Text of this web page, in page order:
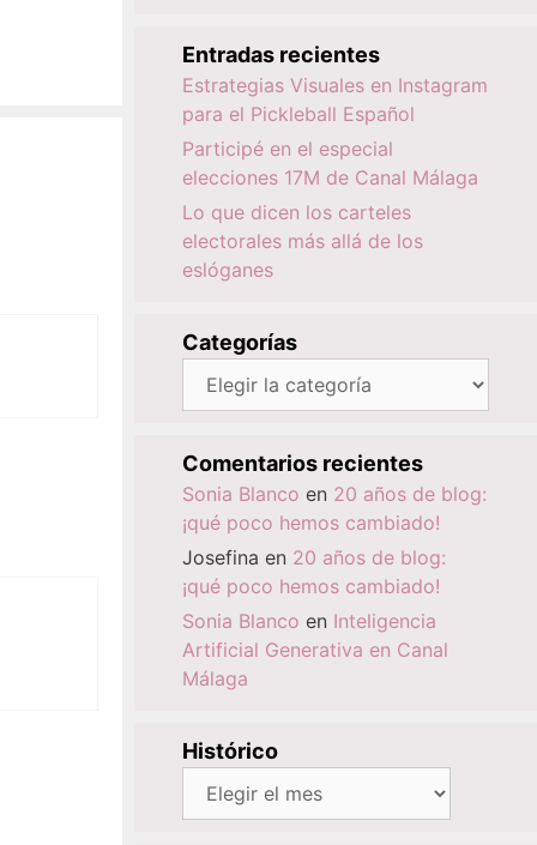
Entradas recientes
Estrategias Visuales en Instagram
para el Pickleball Español
Participé en el especial
elecciones 17M de Canal Málaga
Lo que dicen los carteles
electorales más allá de los
eslóganes
Categorías
Categorías
Comentarios recientes
Sonia Blanco en 20 años de blog:
¡qué poco hemos cambiado!
Josefina en 20 años de blog:
¡qué poco hemos cambiado!
Sonia Blanco en Inteligencia
Artificial Generativa en Canal
Málaga
Histórico
Histórico